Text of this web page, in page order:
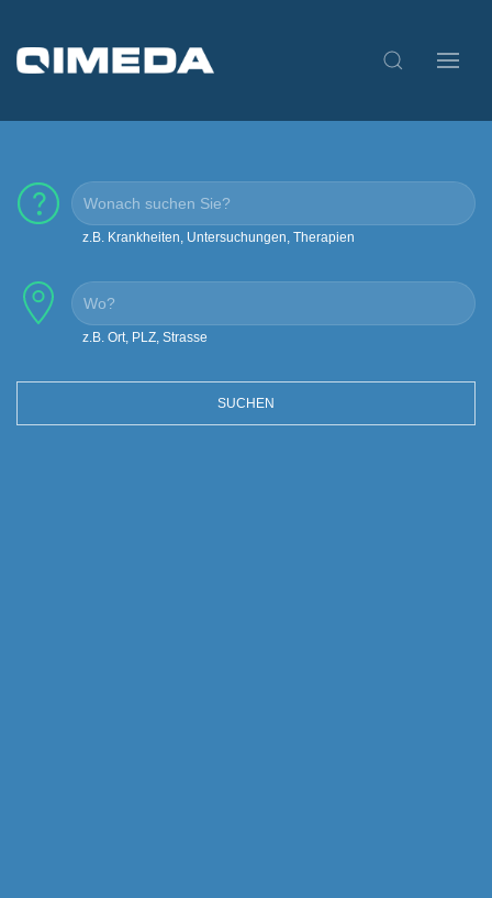
z.B. Krankheiten, Untersuchungen, Therapien
z.B. Ort, PLZ, Strasse
SUCHEN